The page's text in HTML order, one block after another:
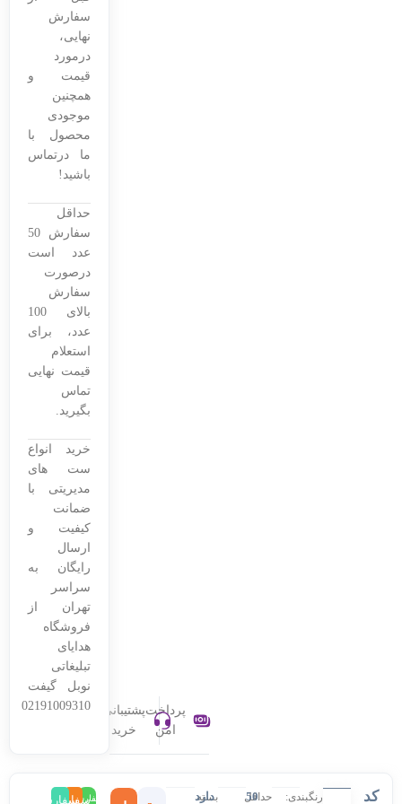
پرداخت
امن
پشتیبانی
خرید
سفارش
نهایی،
درمورد
قیمت و
همچنین
موجودی
محصول با
ما درتماس
باشید!
حداقل
سفارش 50
عدد است
درصورت
سفارش
بالای 100
عدد، برای
استعلام
قیمت نهایی
تماس
بگیرید.
خرید انواع
ست های
مدیریتی با
ضمانت
کیفیت و
ارسال
رایگان به
سراسر
تهران از
فروشگاه
هدایای
تبلیغاتی
نوبل گیفت
02191009310
کد
رنگبندی:
حداقل
50
بسته
دارد
سفارش
سفارش
سفارش